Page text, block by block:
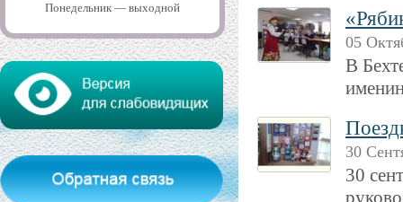
Понедельник — выходной
05
В
30
30